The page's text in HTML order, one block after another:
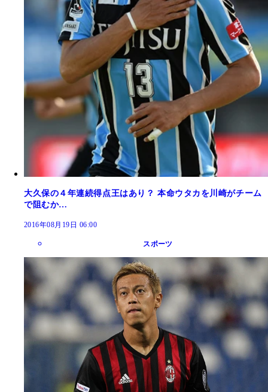
大久保の４年連続得点王はあり？ 本命ウタカを川崎がチーム
で阻むか…
2016年08月19日 06:00
スポーツ